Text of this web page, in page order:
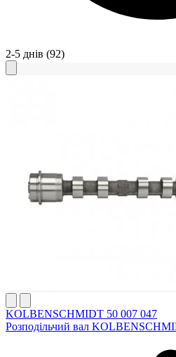
2-5 днів (92)
KOLBENSCHMIDT 50 007 047
Розподільчий вал